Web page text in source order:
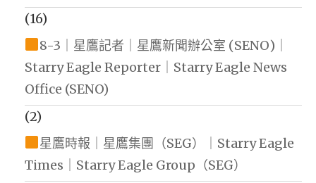
(16)
8-3｜星鷹記者｜星鷹新聞辦公室 (SENO)｜
Starry Eagle Reporter｜Starry Eagle News
Office (SENO)
(2)
星鷹時報｜星鷹集團（SEG）｜Starry Eagle
Times｜Starry Eagle Group（SEG）